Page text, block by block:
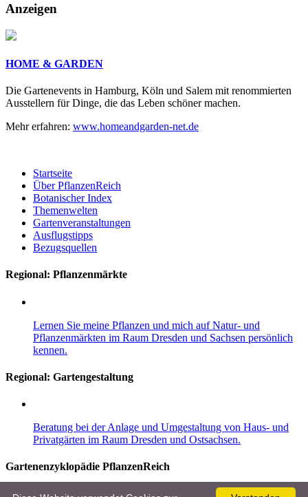
Anzeigen
HOME & GARDEN
Die Gartenevents in Hamburg, Köln und Salem mit renommierten
Ausstellern für Dinge, die das Leben schöner machen.
Mehr erfahren: www.homeandgarden-net.de
Startseite
Über PflanzenReich
Botanischer Index
Themenwelten
Gartenveranstaltungen
Ausflugstipps
Bezugsquellen
Regional: Pflanzenmärkte
Lernen Sie meine Pflanzen und mich auf Natur- und
Pflanzenmärkten im Raum Dresden und Sachsen persönlich
kennen.
Regional: Gartengestaltung
Beratung bei der Anlage und Umgestaltung von Haus- und
Privatgärten im Raum Dresden und Ostsachsen.
Gartenenzyklopädie PflanzenReich
Entdecken Sie im Gartenlexikon mehr als 8.000 Pflanzen, 10.000